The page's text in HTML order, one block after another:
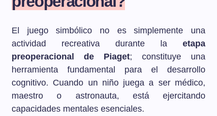
El juego simbólico no es simplemente una
actividad recreativa durante la etapa
preoperacional de Piaget; constituye una
herramienta fundamental para el desarrollo
cognitivo. Cuando un niño juega a ser médico,
maestro o astronauta, está ejercitando
capacidades mentales esenciales.